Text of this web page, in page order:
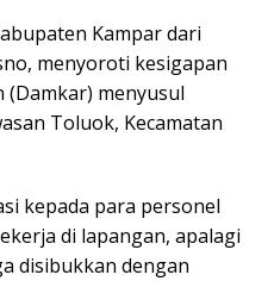
t ar
e
Kampar dari
menyoroti kesigapan
(Damkar) menyusul
Toluok, Kecamatan
kepada para personel
di lapangan, apalagi
disibukkan dengan